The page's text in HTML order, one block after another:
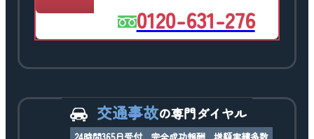
0120-631-276
交通事故の専門ダイヤル